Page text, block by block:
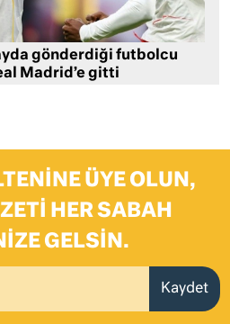
gönderdiği futbolcu
Madrid’e gitti
ÜYE OLUN,
HER SABAH
GELSIN.
Kaydet